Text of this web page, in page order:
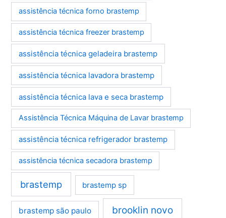
assistência técnica forno brastemp
assistência técnica freezer brastemp
assistência técnica geladeira brastemp
assistência técnica lavadora brastemp
assistência técnica lava e seca brastemp
Assistência Técnica Máquina de Lavar brastemp
assistência técnica refrigerador brastemp
assistência técnica secadora brastemp
brastemp brastemp sp
brastemp são paulo brooklin novo